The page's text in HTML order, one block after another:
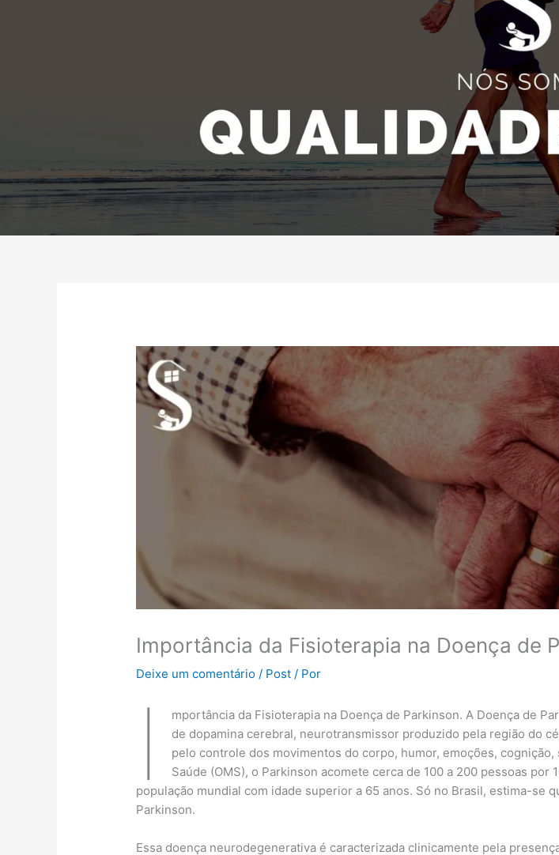
Importância da Fisioterapia na Doença de
Deixe um comentário / Post / Por
I
mportância da Fisioterapia na Doença de Parkinson. A Doença de
de dopamina cerebral, neurotransmissor produzido pela região do
pelo controle dos movimentos do corpo, humor, emoções,
Saúde (OMS), o Parkinson acomete cerca de 100 a 200 pessoas
população mundial com idade superior a 65 anos. Só no Brasil, estima-se
Parkinson.
Essa doença neurodegenerativa é caracterizada clinicamente pela